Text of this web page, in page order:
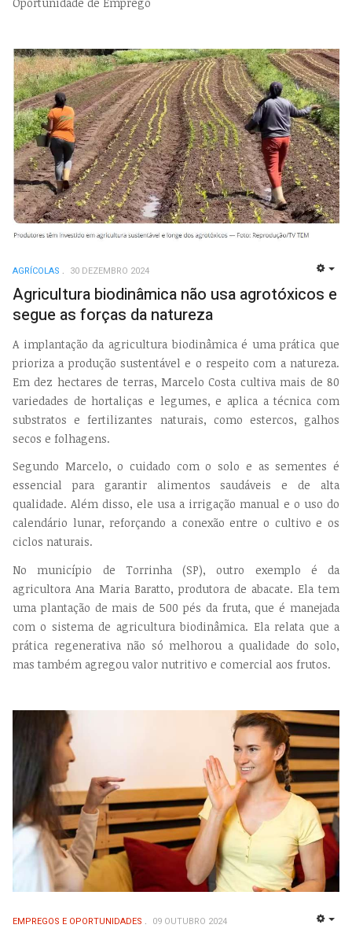
AGRÍCOLAS 30 DEZEMBRO 2024
Agricultura biodinâmica não usa agrotóxicos e
segue as forças da natureza
A implantação da agricultura biodinâmica é uma prática que
prioriza a produção sustentável e o respeito com a natureza.
Em dez hectares de terras, Marcelo Costa cultiva mais de 80
variedades de hortaliças e legumes, e aplica a técnica com
substratos e fertilizantes naturais, como estercos, galhos
secos e folhagens.
Segundo Marcelo, o cuidado com o solo e as sementes é
essencial para garantir alimentos saudáveis e de alta
qualidade. Além disso, ele usa a irrigação manual e o uso do
calendário lunar, reforçando a conexão entre o cultivo e os
ciclos naturais.
No município de Torrinha (SP), outro exemplo é da
agricultora Ana Maria Baratto, produtora de abacate. Ela tem
uma plantação de mais de 500 pés da fruta, que é manejada
com o sistema de agricultura biodinâmica. Ela relata que a
prática regenerativa não só melhorou a qualidade do solo,
mas também agregou valor nutritivo e comercial aos frutos.
EMPREGOS E OPORTUNIDADES 09 OUTUBRO 2024